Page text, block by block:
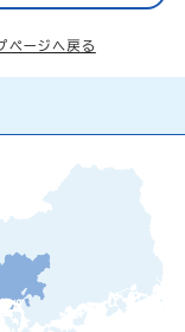
ページへ戻る